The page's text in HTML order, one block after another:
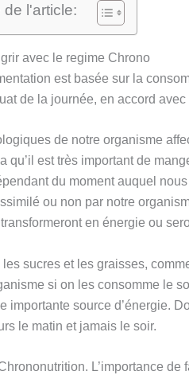
de l'article:
avec le regime Chrono
est basée sur la
de la journée, en accord
de notre organisme
qu’il est très important de
du moment auquel
ou non par notre
en énergie ou
les sucres et les graisses,
si on les consomme le
importante source d’énergie.
le matin et jamais le soir.
L’importance de